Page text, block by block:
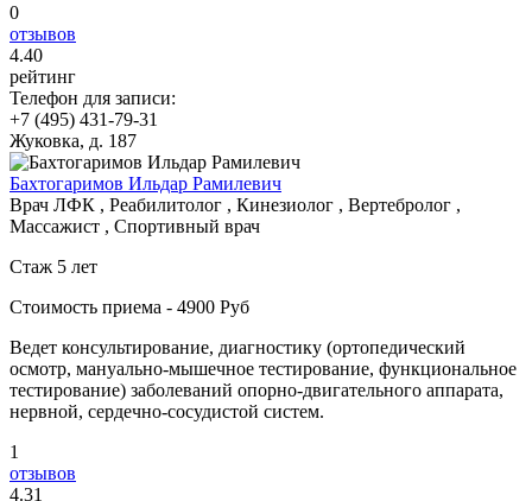
0
отзывов
4.40
рейтинг
Телефон для записи:
+7 (495) 431-79-31
Жуковка, д. 187
Бахтогаримов Ильдар Рамилевич
Врач ЛФК , Реабилитолог , Кинезиолог , Вертебролог ,
Массажист , Спортивный врач
Стаж 5 лет
Стоимость приема - 4900 Руб
Ведет консультирование, диагностику (ортопедический
осмотр, мануально-мышечное тестирование, функциональное
тестирование) заболеваний опорно-двигательного аппарата,
нервной, сердечно-сосудистой систем.
1
отзывов
4.31